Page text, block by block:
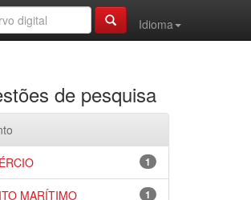
Idioma
de pesquisa
1
1
MARÍTIMO